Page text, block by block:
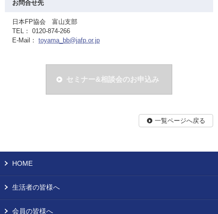
お問合せ先
日本FP協会 富山支部
TEL： 0120-874-266
E-Mail： toyama_bb@jafp.or.jp
セミナー&相談会のお申込み
一覧ページへ戻る
HOME
生活者の皆様へ
会員の皆様へ